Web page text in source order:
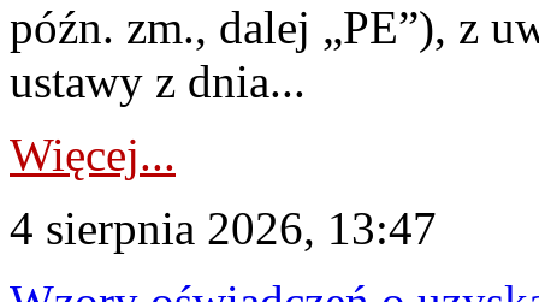
późn. zm., dalej „PE”), z
ustawy z dnia...
Więcej...
4 sierpnia 2026, 13:47